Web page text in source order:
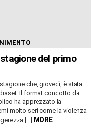
del primo
che, giovedì, è stata
Il format condotto da
ha apprezzato la
molto seri come la violenza
[…] MORE